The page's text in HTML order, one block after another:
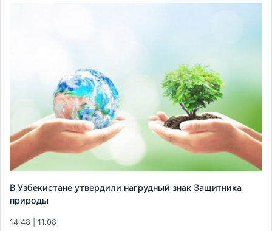
В Узбекистане утвердили нагрудный знак Защитника
природы
14:48 | 11.08